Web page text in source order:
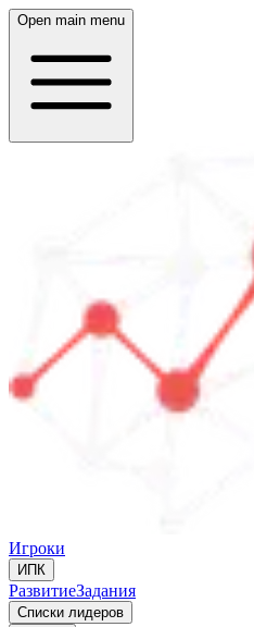
Open main menu
Игроки
ИПК
РазвитиеЗадания
Списки лидеров